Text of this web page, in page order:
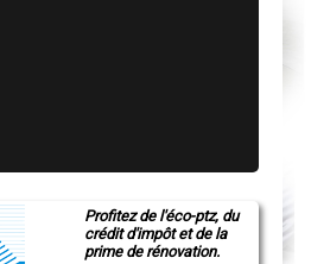
Profitez de l'éco-ptz, du
crédit d'impôt et de la
prime de rénovation.